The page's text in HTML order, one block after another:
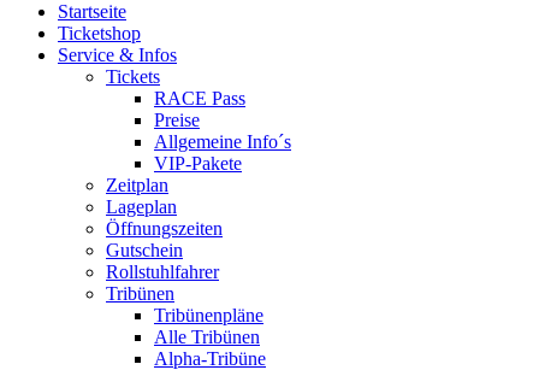
Startseite
Ticketshop
Service & Infos
Tickets
RACE Pass
Preise
Allgemeine Info´s
VIP-Pakete
Zeitplan
Lageplan
Öffnungszeiten
Gutschein
Rollstuhlfahrer
Tribünen
Tribünenpläne
Alle Tribünen
Alpha-Tribüne